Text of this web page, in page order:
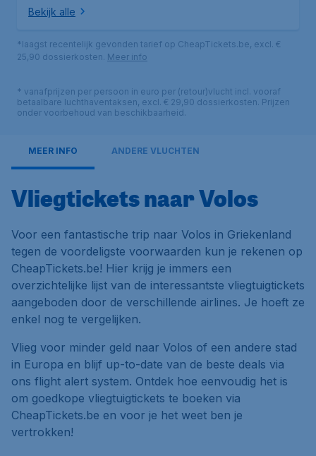
Bekijk alle
*laagst recentelijk gevonden tarief op CheapTickets.be, excl. €
25,90 dossierkosten. Meer info
* vanafprijzen per persoon in euro per (retour)vlucht incl. vooraf
betaalbare luchthaventaksen, excl. € 29,90 dossierkosten. Prijzen
onder voorbehoud van beschikbaarheid.
MEER INFO ANDERE VLUCHTEN
Vliegtickets naar Volos
Voor een fantastische trip naar Volos in Griekenland
tegen de voordeligste voorwaarden kun je rekenen op
CheapTickets.be! Hier krijg je immers een
overzichtelijke lijst van de interessantste vliegtuigtickets
aangeboden door de verschillende airlines. Je hoeft ze
enkel nog te vergelijken.
Vlieg voor minder geld naar Volos of een andere stad
in Europa en blijf up-to-date van de beste deals via
ons flight alert system. Ontdek hoe eenvoudig het is
om goedkope vliegtuigtickets te boeken via
CheapTickets.be en voor je het weet ben je
vertrokken!